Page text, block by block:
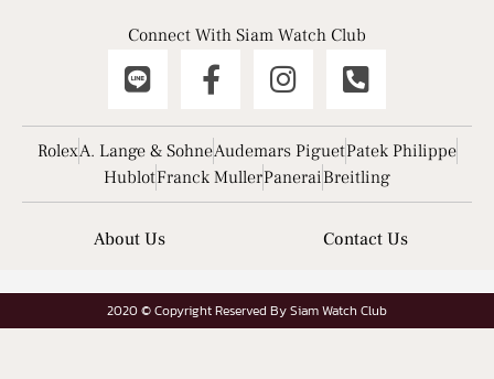
Connect With Siam Watch Club
RolexA. Lange & SohneAudemars PiguetPatek Philippe
HublotFranck MullerPaneraiBreitling
About Us Contact Us
2020 © Copyright Reserved By Siam Watch Club